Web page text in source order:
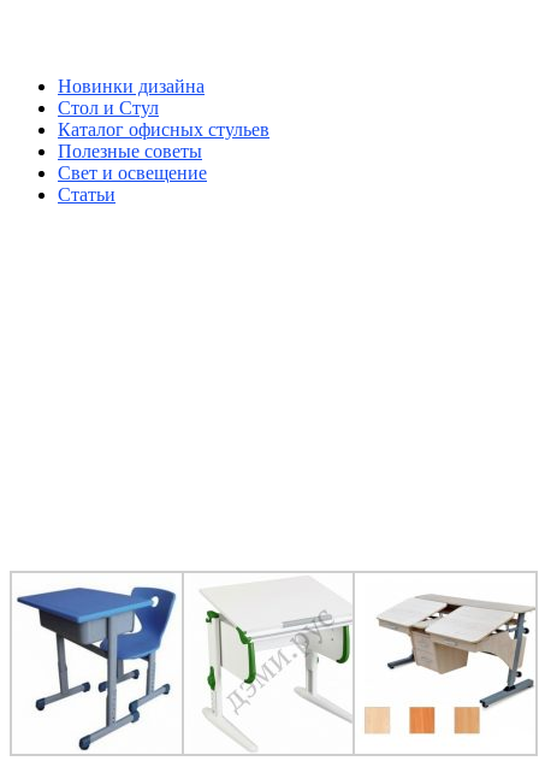
Новинки дизайна
Стол и Стул
Каталог офисных стульев
Полезные советы
Свет и освещение
Статьи